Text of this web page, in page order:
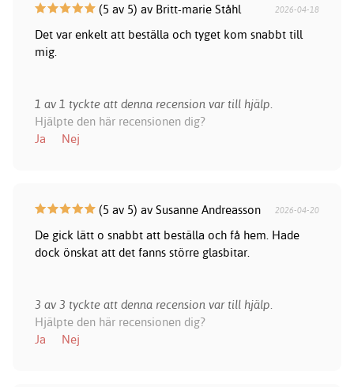
(5 av 5) av Britt-marie Ståhl 2026-04-18
Det var enkelt att beställa och tyget kom snabbt till
mig.
1 av 1 tyckte att denna recension var till hjälp.
Hjälpte den här recensionen dig?
Ja
Nej
(5 av 5) av Susanne Andreasson 2026-04-20
De gick lätt o snabbt att beställa och få hem. Hade
dock önskat att det fanns större glasbitar.
3 av 3 tyckte att denna recension var till hjälp.
Hjälpte den här recensionen dig?
Ja
Nej